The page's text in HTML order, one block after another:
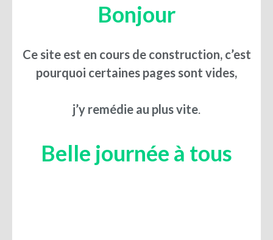
Bonjour
Ce site est en cours de construction, c’est
pourquoi certaines pages sont vides,
j’y remédie au plus vite.
Belle journée à tous